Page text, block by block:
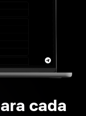
cada